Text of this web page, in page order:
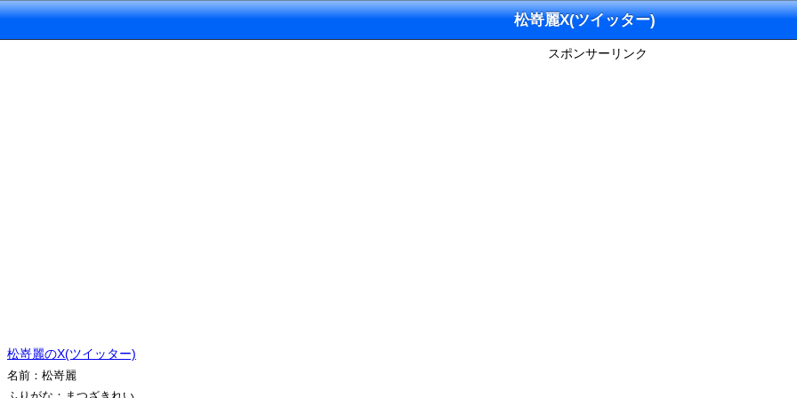
松嵜麗X(ツイッター)
スポンサーリンク
松嵜麗のX(ツイッター)
名前：松嵜麗